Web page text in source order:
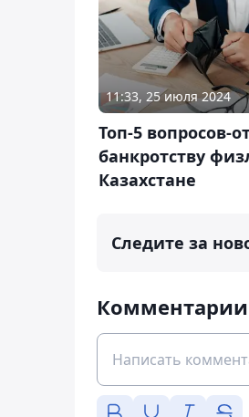
11:33, 25 июля 2024
Топ-5 вопросов-
банкротству
Казахстане
Следите за
Комментарии